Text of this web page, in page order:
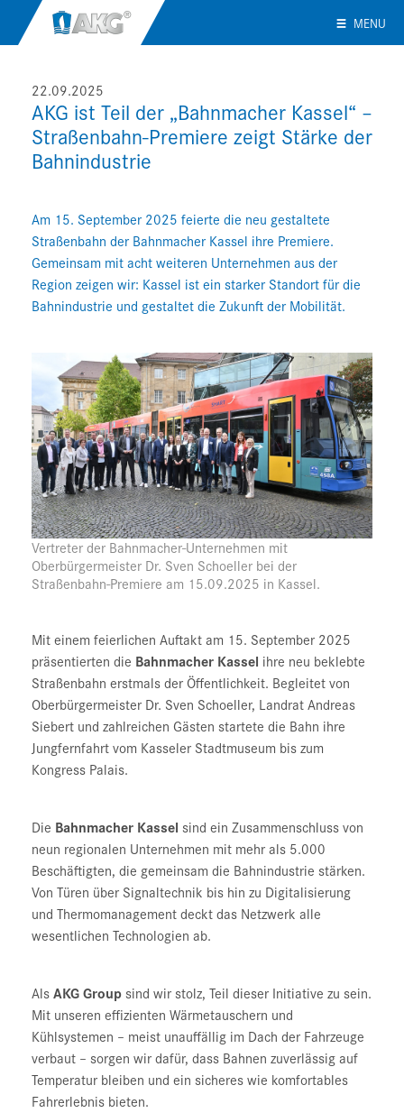
MENU
22.09.2025
AKG ist Teil der „Bahnmacher Kassel“ –
Straßenbahn-Premiere zeigt Stärke der
Bahnindustrie
Am 15. September 2025 feierte die neu gestaltete
Straßenbahn der Bahnmacher Kassel ihre Premiere.
Gemeinsam mit acht weiteren Unternehmen aus der
Region zeigen wir: Kassel ist ein starker Standort für die
Bahnindustrie und gestaltet die Zukunft der Mobilität.
Vertreter der Bahnmacher-Unternehmen mit
Oberbürgermeister Dr. Sven Schoeller bei der
Straßenbahn-Premiere am 15.09.2025 in Kassel.
Mit einem feierlichen Auftakt am 15. September 2025
präsentierten die Bahnmacher Kassel ihre neu beklebte
Straßenbahn erstmals der Öffentlichkeit. Begleitet von
Oberbürgermeister Dr. Sven Schoeller, Landrat Andreas
Siebert und zahlreichen Gästen startete die Bahn ihre
Jungfernfahrt vom Kasseler Stadtmuseum bis zum
Kongress Palais.
Die Bahnmacher Kassel sind ein Zusammenschluss von
neun regionalen Unternehmen mit mehr als 5.000
Beschäftigten, die gemeinsam die Bahnindustrie stärken.
Von Türen über Signaltechnik bis hin zu Digitalisierung
und Thermomanagement deckt das Netzwerk alle
wesentlichen Technologien ab.
AlsAKG Groupsind wir stolz, Teil dieser Initiative zu sein.
Mit unseren effizienten Wärmetauschern und
Kühlsystemen – meist unauffällig im Dach der Fahrzeuge
verbaut – sorgen wir dafür, dass Bahnen zuverlässig auf
Temperatur bleiben und ein sicheres wie komfortables
Fahrerlebnis bieten.